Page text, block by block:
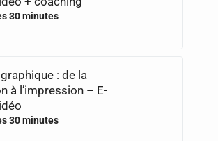
30 minutes
: de la
à l’impression – E-
30 minutes